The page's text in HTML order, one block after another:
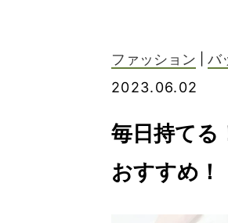
ファッション
バ
2023.06.02
毎日持てる
おすすめ！